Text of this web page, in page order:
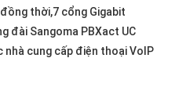
thời,7 cổng Gigabit
đài Sangoma PBXact UC
cung cấp điện thoại VoIP